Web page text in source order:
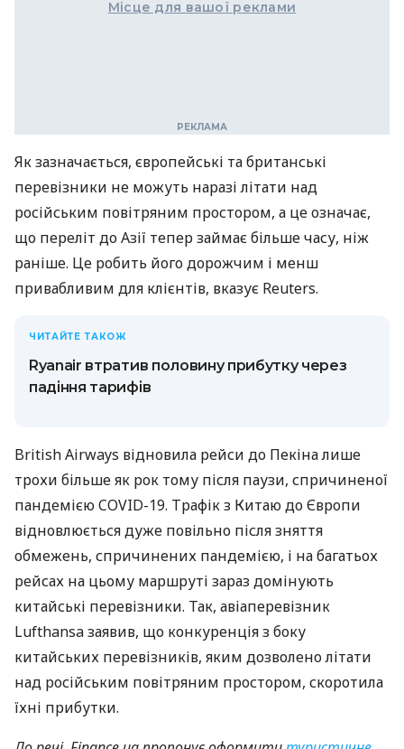
Місце для вашої реклами
Як зазначається, європейські та британські
перевізники не можуть наразі літати над
російським повітряним простором, а це означає,
що переліт до Азії тепер займає більше часу, ніж
раніше. Це робить його дорожчим і менш
привабливим для клієнтів, вказує Reuters.
ЧИТАЙТЕ ТАКОЖ
Ryanair втратив половину прибутку через
падіння тарифів
British Airways відновила рейси до Пекіна лише
трохи більше як рок тому після паузи, спричиненої
пандемією COVID-19. Трафік з Китаю до Європи
відновлюється дуже повільно після зняття
обмежень, спричинених пандемією, і на багатьох
рейсах на цьому маршруті зараз домінують
китайські перевізники. Так, авіаперевізник
Lufthansa заявив, що конкуренція з боку
китайських перевізників, яким дозволено літати
над російським повітряним простором, скоротила
їхні прибутки.